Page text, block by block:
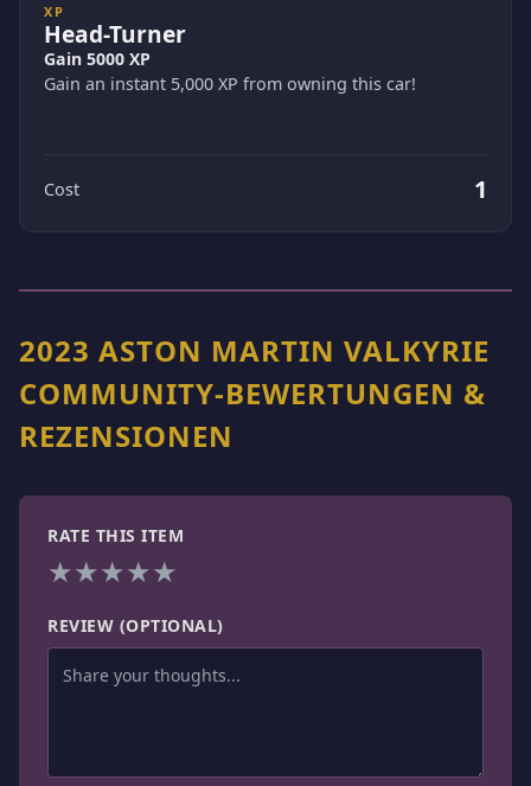
XP
Head-Turner
Gain 5000 XP
Gain an instant 5,000 XP from owning this car!
Cost 1
2023 ASTON MARTIN VALKYRIE
COMMUNITY-BEWERTUNGEN &
REZENSIONEN
RATE THIS ITEM
★★★★★
REVIEW (OPTIONAL)